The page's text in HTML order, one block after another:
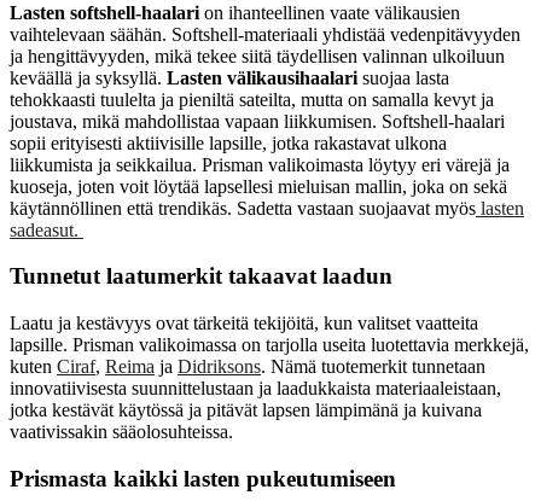
Lasten softshell-haalari on ihanteellinen vaate välikausien
vaihtelevaan säähän. Softshell-materiaali yhdistää vedenpitävyyden
ja hengittävyyden, mikä tekee siitä täydellisen valinnan ulkoiluun
keväällä ja syksyllä. Lasten välikausihaalari suojaa lasta
tehokkaasti tuulelta ja pieniltä sateilta, mutta on samalla kevyt ja
joustava, mikä mahdollistaa vapaan liikkumisen. Softshell-haalari
sopii erityisesti aktiivisille lapsille, jotka rakastavat ulkona
liikkumista ja seikkailua. Prisman valikoimasta löytyy eri värejä ja
kuoseja, joten voit löytää lapsellesi mieluisan mallin, joka on sekä
käytännöllinen että trendikäs. Sadetta vastaan suojaavat myös lasten
sadeasut.
Tunnetut laatumerkit takaavat laadun
Laatu ja kestävyys ovat tärkeitä tekijöitä, kun valitset vaatteita
lapsille. Prisman valikoimassa on tarjolla useita luotettavia merkkejä,
kuten Ciraf, Reima ja Didriksons. Nämä tuotemerkit tunnetaan
innovatiivisesta suunnittelustaan ja laadukkaista materiaaleistaan,
jotka kestävät käytössä ja pitävät lapsen lämpimänä ja kuivana
vaativissakin sääolosuhteissa.
Prismasta kaikki lasten pukeutumiseen